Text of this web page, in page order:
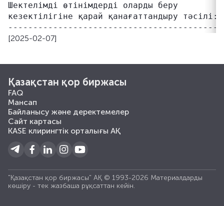
Шектелімді өтінімдерді оларды беру
кезектілігіне қарай қанағаттандыру тәсілі:
[2025-02-07]
Қазақстан қор биржасы
FAQ
Мансап
Байланысу және деректемелер
Сайт картасы
KASE клирингтік орталығы АҚ
"Қазақстан қор биржасы" АҚ © 1993-2026 Материалдарды
көшiру - тек жазбаша рұқсаттан кейiн.